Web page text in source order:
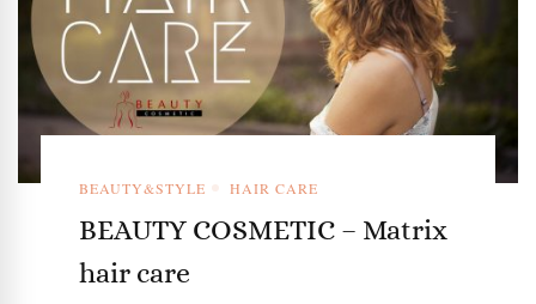
BEAUTY&STYLE HAIR CARE
BEAUTY COSMETIC – Matrix
hair care